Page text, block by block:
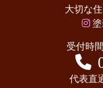
大切な
塗
受付時
代表直